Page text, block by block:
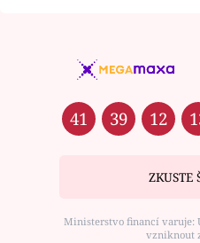
41 39 12
ZKUSTE
Ministerstvo financí varuje:
vzniknout